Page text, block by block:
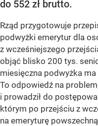
do 552 zł brutto.
Rząd przygotowuje
podwyżki emerytur dla
z wcześniejszego
objąć blisko 200 tys.
miesięczna podwyżka
To odpowiedź na
i prowadził do
którym po przejściu z
na emeryturę